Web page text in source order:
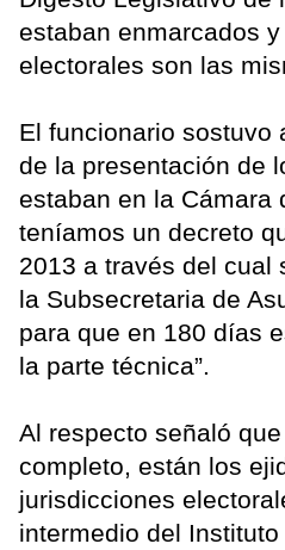
estaban enmarcados
electorales son las
El funcionario sostuvo
de la presentación de
estaban en la Cámara
teníamos un decreto
2013 a través del cual
la Subsecretaria de
para que en 180 días
la parte técnica”.
Al respecto señaló
completo, están los
jurisdicciones
intermedio del Instituto